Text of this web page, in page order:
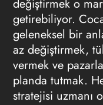
değiştirmek o
getirebiliyor.
geleneksel bir
az değiştirmek,
vermek ve
planda tutmak.
stratejisi uzmanı